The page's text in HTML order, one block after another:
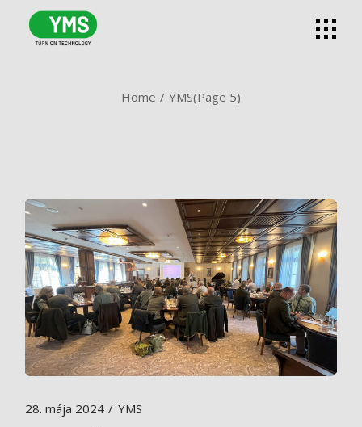
content
Home YMS(Page 5)
28. mája 2024 YMS